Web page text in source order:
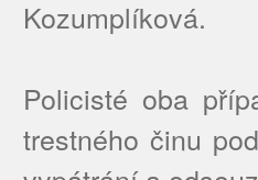
Kozumplíková.
Policisté oba
trestného činu